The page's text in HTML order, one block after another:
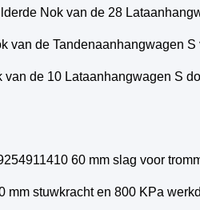
Nok van de 28
van de Tandenaanhangwagen
van de 10 Lataanhangwagen S
60 mm slag voor
mm stuwkracht en 800 KPa